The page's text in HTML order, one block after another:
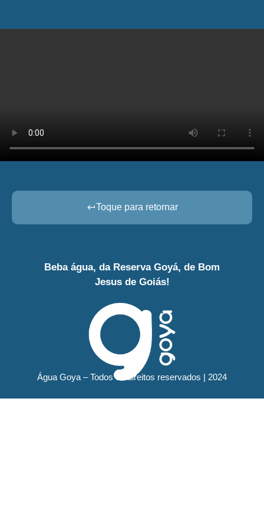
Toque para retornar
Beba água, da Reserva Goyá, de Bom
Jesus de Goiás!
Água Goya – Todos os direitos reservados | 2024